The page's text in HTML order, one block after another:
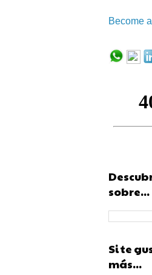
Become
sobre...
Si te
más...